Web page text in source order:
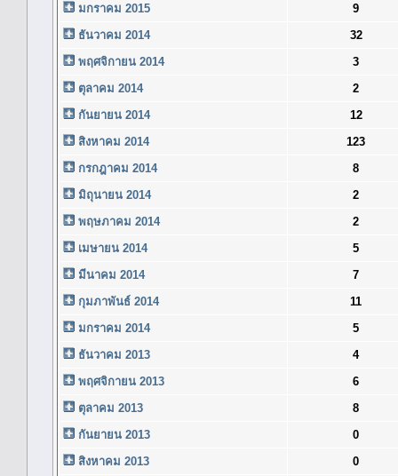
มกราคม 2015
9
ธันวาคม 2014
32
พฤศจิกายน 2014
3
ตุลาคม 2014
2
กันยายน 2014
12
สิงหาคม 2014
123
กรกฎาคม 2014
8
มิถุนายน 2014
2
พฤษภาคม 2014
2
เมษายน 2014
5
มีนาคม 2014
7
กุมภาพันธ์ 2014
11
มกราคม 2014
5
ธันวาคม 2013
4
พฤศจิกายน 2013
6
ตุลาคม 2013
8
กันยายน 2013
0
สิงหาคม 2013
0